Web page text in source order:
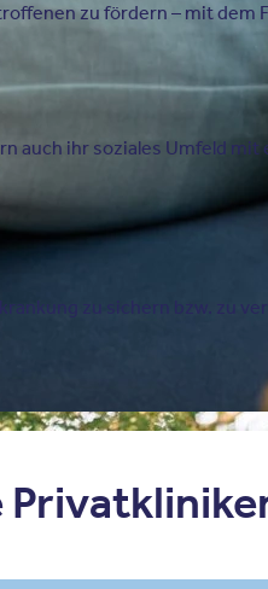
zu fördern – mit
auch ihr soziales Umfeld
zu sichern bzw. zu